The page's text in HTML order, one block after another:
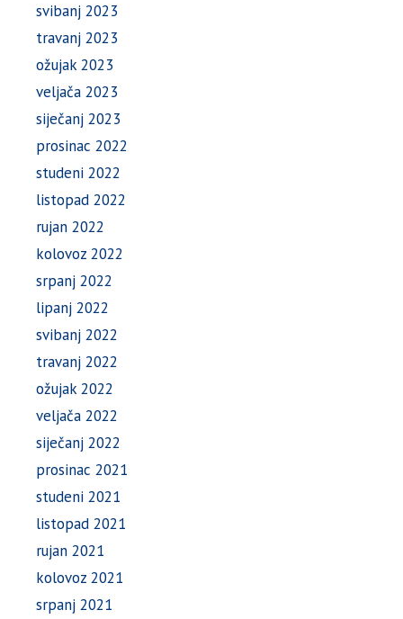
svibanj 2023
travanj 2023
ožujak 2023
veljača 2023
siječanj 2023
prosinac 2022
studeni 2022
listopad 2022
rujan 2022
kolovoz 2022
srpanj 2022
lipanj 2022
svibanj 2022
travanj 2022
ožujak 2022
veljača 2022
siječanj 2022
prosinac 2021
studeni 2021
listopad 2021
rujan 2021
kolovoz 2021
srpanj 2021